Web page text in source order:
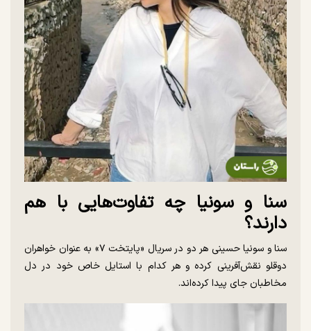
سنا و سونیا چه تفاوت‌هایی با هم
دارند؟
سنا و سونیا حسینی هر دو در سریال «پایتخت ۷» به عنوان خواهران
دوقلو نقش‌آفرینی کرده و هر کدام با استایل خاص خود در دل
مخاطبان جای پیدا کرده‌اند.